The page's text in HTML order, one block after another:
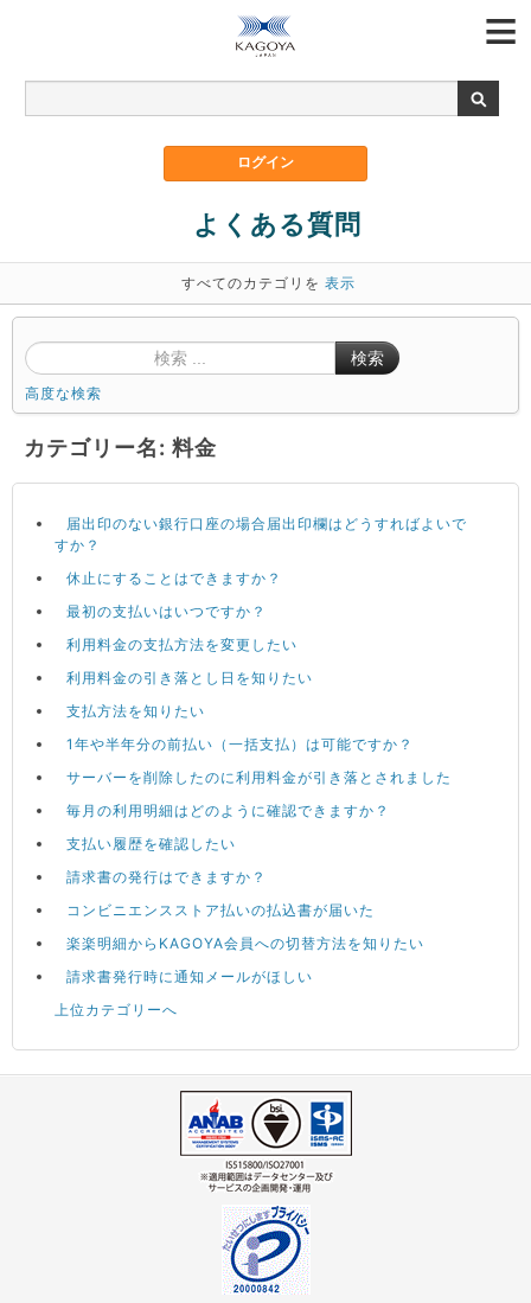
よくある質問
すべてのカテゴリを 表示
検索
高度な検索
カテゴリー名: 料金
届出印のない銀行口座の場合届出印欄はどうすればよいで
すか？
休止にすることはできますか？
最初の支払いはいつですか？
利用料金の支払方法を変更したい
利用料金の引き落とし日を知りたい
支払方法を知りたい
1年や半年分の前払い（一括支払）は可能ですか？
サーバーを削除したのに利用料金が引き落とされました
毎月の利用明細はどのように確認できますか？
支払い履歴を確認したい
請求書の発行はできますか？
コンビニエンスストア払いの払込書が届いた
楽楽明細からKAGOYA会員への切替方法を知りたい
請求書発行時に通知メールがほしい
上位カテゴリーへ